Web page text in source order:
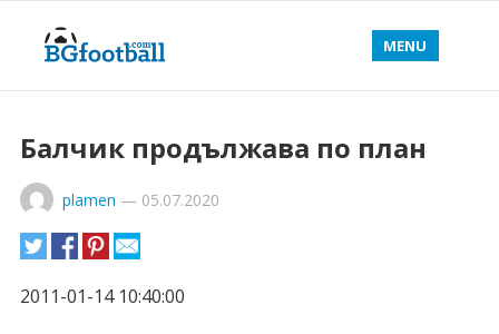
MENU
Балчик продължава по план
plamen — 05.07.2020
2011-01-14 10:40:00